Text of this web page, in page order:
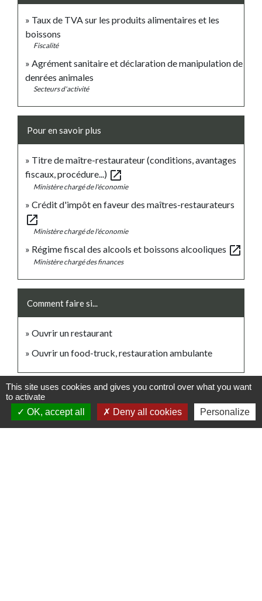
Taux de TVA sur les produits alimentaires et les
boissons
Fiscalité
Agrément sanitaire et déclaration de manipulation de
denrées animales
Secteurs d'activité
Pour en savoir plus
Titre de maître-restaurateur (conditions, avantages
fiscaux, procédure...) open_in_new
Ministère chargé de l'économie
Crédit d'impôt en faveur des maîtres-restaurateurs
open_in_new
Ministère chargé de l'économie
Régime fiscal des alcools et boissons alcooliques open_in_new
Ministère chargé des finances
Comment faire si...
Ouvrir un restaurant
Ouvrir un food-truck, restauration ambulante
Signaler une erreur sur cette page
This site uses cookies and gives you control over what you want
to activate
OK, accept all
Deny all cookies Personalize